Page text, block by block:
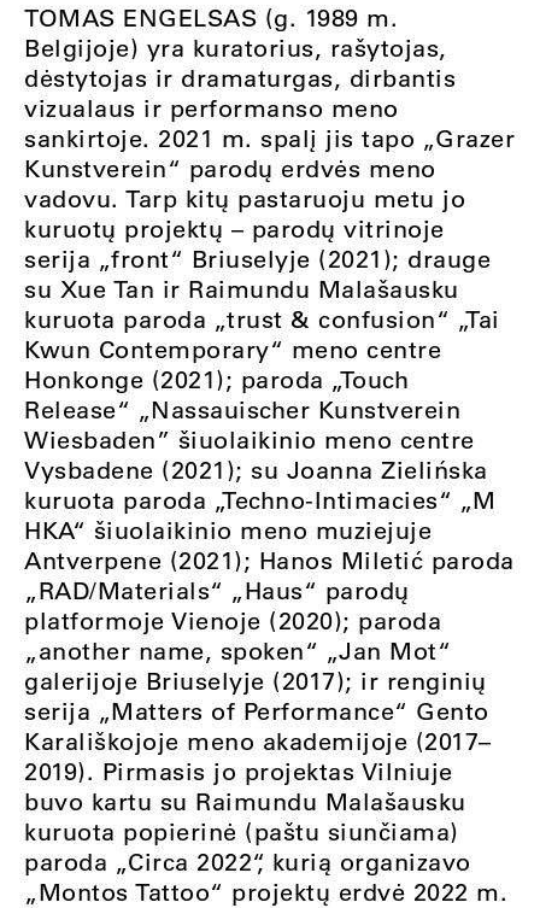
TOMAS ENGELSAS (g. 1989 m.
Belgijoje) yra kuratorius, rašytojas,
dėstytojas ir dramaturgas, dirbantis
vizualaus ir performanso meno
sankirtoje. 2021 m. spalį jis tapo „Grazer
Kunstverein“ parodų erdvės meno
vadovu. Tarp kitų pastaruoju metu jo
kuruotų projektų – parodų vitrinoje
serija „front“ Briuselyje (2021); drauge
su Xue Tan ir Raimundu Malašausku
kuruota paroda „trust & confusion“ „Tai
Kwun Contemporary“ meno centre
Honkonge (2021); paroda „Touch
Release“ „Nassauischer Kunstverein
Wiesbaden” šiuolaikinio meno centre
Vysbadene (2021); su Joanna Zielińska
kuruota paroda „Techno-Intimacies“ „M
HKA“ šiuolaikinio meno muziejuje
Antverpene (2021); Hanos Miletić paroda
„RAD/Materials“ „Haus“ parodų
platformoje Vienoje (2020); paroda
„another name, spoken“ „Jan Mot“
galerijoje Briuselyje (2017); ir renginių
serija „Matters of Performance“ Gento
Karališkojoje meno akademijoje (2017–
2019). Pirmasis jo projektas Vilniuje
buvo kartu su Raimundu Malašausku
kuruota popierinė (paštu siunčiama)
paroda „Circa 2022“, kurią organizavo
„Montos Tattoo“ projektų erdvė 2022 m.